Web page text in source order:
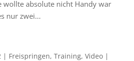
wollte absolute nicht Handy war
nur zwei...
| Freispringen, Training, Video|